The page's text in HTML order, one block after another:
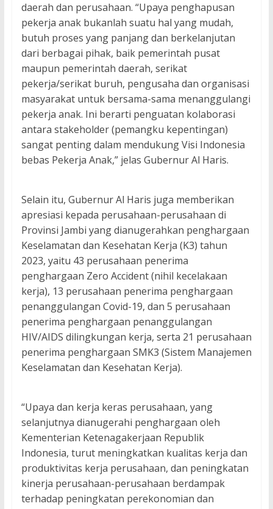
daerah dan perusahaan. “Upaya penghapusan
pekerja anak bukanlah suatu hal yang mudah,
butuh proses yang panjang dan berkelanjutan
dari berbagai pihak, baik pemerintah pusat
maupun pemerintah daerah, serikat
pekerja/serikat buruh, pengusaha dan organisasi
masyarakat untuk bersama-sama menanggulangi
pekerja anak. Ini berarti penguatan kolaborasi
antara stakeholder (pemangku kepentingan)
sangat penting dalam mendukung Visi Indonesia
bebas Pekerja Anak,” jelas Gubernur Al Haris.
Selain itu, Gubernur Al Haris juga memberikan
apresiasi kepada perusahaan-perusahaan di
Provinsi Jambi yang dianugerahkan penghargaan
Keselamatan dan Kesehatan Kerja (K3) tahun
2023, yaitu 43 perusahaan penerima
penghargaan Zero Accident (nihil kecelakaan
kerja), 13 perusahaan penerima penghargaan
penanggulangan Covid-19, dan 5 perusahaan
penerima penghargaan penanggulangan
HIV/AIDS dilingkungan kerja, serta 21 perusahaan
penerima penghargaan SMK3 (Sistem Manajemen
Keselamatan dan Kesehatan Kerja).
“Upaya dan kerja keras perusahaan, yang
selanjutnya dianugerahi penghargaan oleh
Kementerian Ketenagakerjaan Republik
Indonesia, turut meningkatkan kualitas kerja dan
produktivitas kerja perusahaan, dan peningkatan
kinerja perusahaan-perusahaan berdampak
terhadap peningkatan perekonomian dan